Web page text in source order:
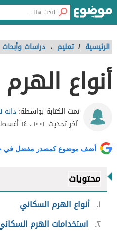
الرئيسية / تعليم ، دراسات وأبحاث
أنواع
تمت الكتابة بواسطة:دانه
آخر تحديث: ١٠:٠١ ، ١٤ أغسطس ٢٠٢٣
أضف موضوع كمصدر مفضل في
محتويات
١ أنواع الهرم السكاني
٢ استخدامات الهرم